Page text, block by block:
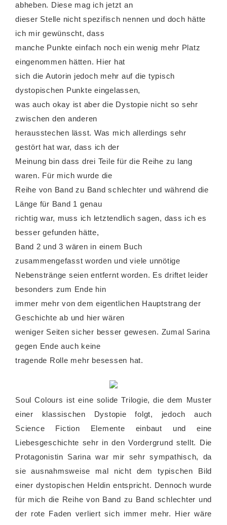
abheben. Diese mag ich jetzt an
dieser Stelle nicht spezifisch nennen und doch hätte
ich mir gewünscht, dass
manche Punkte einfach noch ein wenig mehr Platz
eingenommen hätten. Hier hat
sich die Autorin jedoch mehr auf die typisch
dystopischen Punkte eingelassen,
was auch okay ist aber die Dystopie nicht so sehr
zwischen den anderen
herausstechen lässt. Was mich allerdings sehr
gestört hat war, dass ich der
Meinung bin dass drei Teile für die Reihe zu lang
waren. Für mich wurde die
Reihe von Band zu Band schlechter und während die
Länge für Band 1 genau
richtig war, muss ich letztendlich sagen, dass ich es
besser gefunden hätte,
Band 2 und 3 wären in einem Buch
zusammengefasst worden und viele unnötige
Nebenstränge seien entfernt worden. Es driftet leider
besonders zum Ende hin
immer mehr von dem eigentlichen Hauptstrang der
Geschichte ab und hier wären
weniger Seiten sicher besser gewesen. Zumal Sarina
gegen Ende auch keine
tragende Rolle mehr besessen hat.
Soul Colours ist eine solide Trilogie, die dem Muster
einer klassischen Dystopie folgt, jedoch auch
Science Fiction Elemente einbaut und eine
Liebesgeschichte sehr in den Vordergrund stellt. Die
Protagonistin Sarina war mir sehr sympathisch, da
sie ausnahmsweise mal nicht dem typischen Bild
einer dystopischen Heldin entspricht. Dennoch wurde
für mich die Reihe von Band zu Band schlechter und
der rote Faden verliert sich immer mehr. Hier wäre